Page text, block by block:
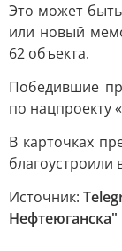
Это может
или новый
62 объекта.
Победившие
по нацпроекту
В карточках
Источник:
Нефтеюганска"